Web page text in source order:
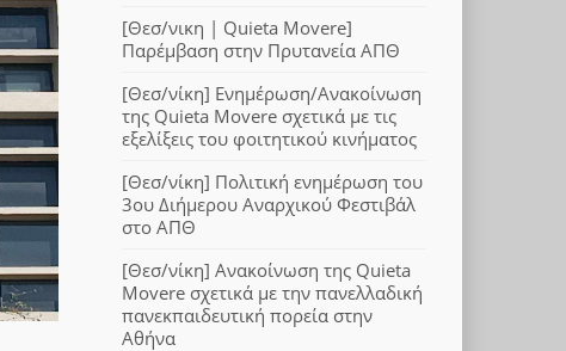
[Θεσ/νικη | Quieta Movere]
Παρέμβαση στην Πρυτανεία ΑΠΘ
[Θεσ/νίκη] Ενημέρωση/Ανακοίνωση
της Quieta Movere σχετικά με τις
εξελίξεις του φοιτητικού κινήματος
[Θεσ/νίκη] Πολιτική ενημέρωση του
3ου Διήμερου Αναρχικού Φεστιβάλ
στο ΑΠΘ
[Θεσ/νίκη] Ανακοίνωση της Quieta
Movere σχετικά με την πανελλαδική
πανεκπαιδευτική πορεία στην
Αθήνα